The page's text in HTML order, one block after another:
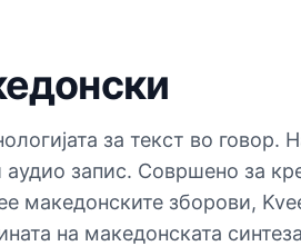
за текст во говор.
запис. Совршено за
македонските зборови,
на македонската